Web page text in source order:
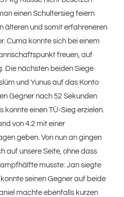
einen Schultersieg feiern
älteren und somit erfahreneren
Cuma konnte sich bei einem
freuen, auf
Die nächsten beiden Siege
und Yunus auf das Konto
Gegner nach 52 Sekunden
konnte einen TÜ-Sieg erzielen.
von 4:2 mit einer
geben. Von nun an gingen
auf unsere Seite, ohne dass
musste: Jan siegte
seinen Gegner auf beide
machte ebenfalls kurzen